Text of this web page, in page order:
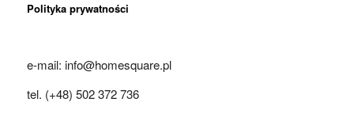
Polityka prywatności
e-mail: info@homesquare.pl
tel. (+48) 502 372 736